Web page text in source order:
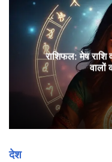
राशिफल: मेष राशि
वालों
देश